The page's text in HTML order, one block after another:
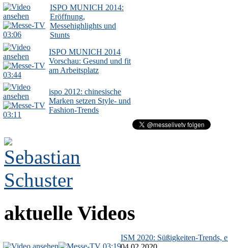
03:06
ISPO MUNICH 2014:
Eröffnung,
Messehighlights und
Stunts
03:44
ISPO MUNICH 2014
Vorschau: Gesund und fit
am Arbeitsplatz
03:11
ispo 2012: chinesische
Marken setzen Style- und
Fashion-Trends
aktuelle Videos
03:19
ISM 2020: Süßigkeiten-Trends,